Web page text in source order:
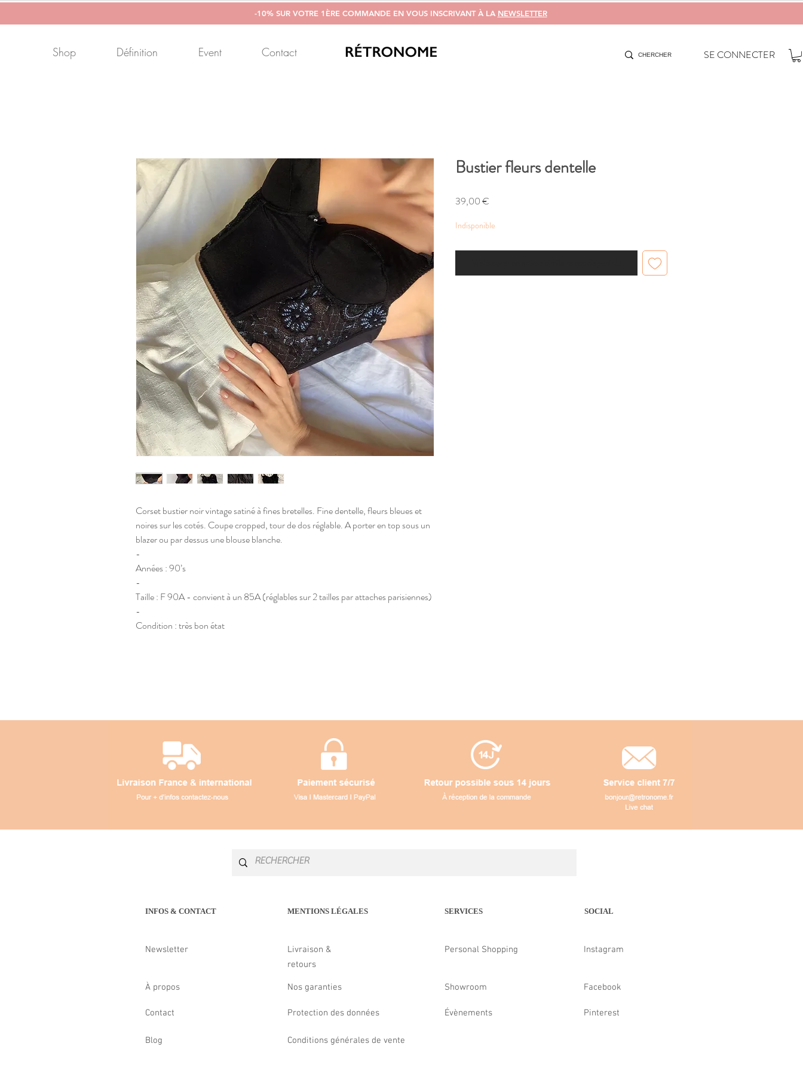
-10% SUR VOTRE 1ÈRE COMMANDE EN VOUS INSCRIVANT À LA NEWSLETTER
Shop Définition Event Contact SE CONNECTER
Corset bustier noir vintage satiné à fines bretelles. Fine dentelle, fleurs bleues et
noires sur les cotés. Coupe cropped, tour de dos réglable. A porter en top sous un
blazer ou par dessus une blouse blanche.
-
Années : 90’s
-
Taille : F 90A - convient à un 85A (réglables sur 2 tailles par attaches parisiennes)
-
Condition : très bon état
Bustier fleurs dentelle
39,00 €
Indisponible
INFOS & CONTACT
Newsletter
À propos
Contact
Blog
MENTIONS LÉGALES
Livraison &
retours
Nos garanties
Protection des données
SERVICES
Personal Shopping
Showroom
Évènements
SOCIAL
Instagram
Facebook
Pinterest
Conditions générales de vente